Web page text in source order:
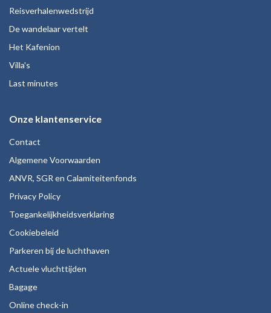
Reisverhalenwedstrijd
De wandelaar vertelt
Het Kafenion
Villa's
Last minutes
Onze klantenservice
Contact
Algemene Voorwaarden
ANVR, SGR en Calamiteitenfonds
Privacy Policy
Toegankelijkheidsverklaring
Cookiebeleid
Parkeren bij de luchthaven
Actuele vluchttijden
Bagage
Online check-in